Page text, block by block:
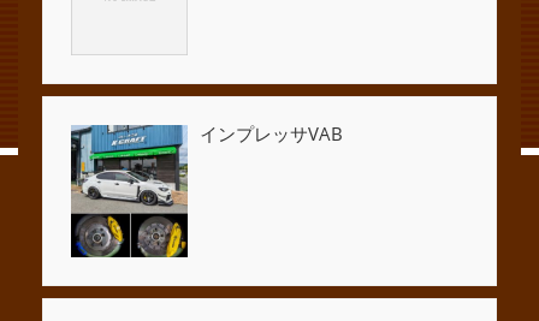
インプレッサVAB